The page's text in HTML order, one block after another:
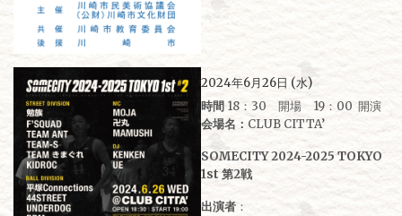
2024年6月26日 (水)
時間 18：30 開場 19：00 開演
会場名： CLUB CITTA’
SOMECITY 2024-2025 TOKYO
1st 第2戦
出演者：